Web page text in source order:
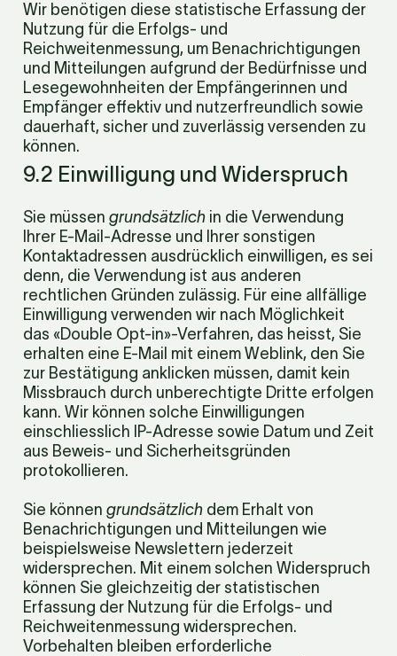
Wir benötigen diese statistische Erfassung der
Nutzung für die Erfolgs- und
Reichweitenmessung, um Benachrichtigungen
und Mitteilungen aufgrund der Bedürfnisse und
Lesegewohnheiten der Empfängerinnen und
Empfänger effektiv und nutzerfreundlich sowie
dauerhaft, sicher und zuverlässig versenden zu
können.
9.2 Einwilligung und Widerspruch
Sie müssen grundsätzlich in die Verwendung
Ihrer E-Mail-Adresse und Ihrer sonstigen
Kontaktadressen ausdrücklich einwilligen, es sei
denn, die Verwendung ist aus anderen
rechtlichen Gründen zulässig. Für eine allfällige
Einwilligung verwenden wir nach Möglichkeit
das «Double Opt-in»-Verfahren, das heisst, Sie
erhalten eine E-Mail mit einem Weblink, den Sie
zur Bestätigung anklicken müssen, damit kein
Missbrauch durch unberechtigte Dritte erfolgen
kann. Wir können solche Einwilligungen
einschliesslich IP-Adresse sowie Datum und Zeit
aus Beweis- und Sicherheitsgründen
protokollieren.
Sie können grundsätzlich dem Erhalt von
Benachrichtigungen und Mitteilungen wie
beispielsweise Newslettern jederzeit
widersprechen. Mit einem solchen Widerspruch
können Sie gleichzeitig der statistischen
Erfassung der Nutzung für die Erfolgs- und
Reichweitenmessung widersprechen.
Vorbehalten bleiben erforderliche